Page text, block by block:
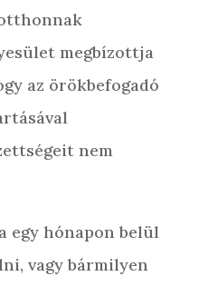
megbízottja
az örökbefogadó
nem
egy hónapon belül
vagy bármilyen